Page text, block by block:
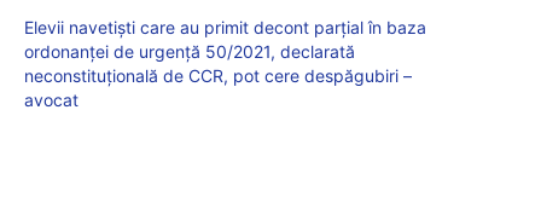
Elevii navetiști care au primit decont parțial în baza
ordonanței de urgență 50/2021, declarată
neconstituțională de CCR, pot cere despăgubiri –
avocat